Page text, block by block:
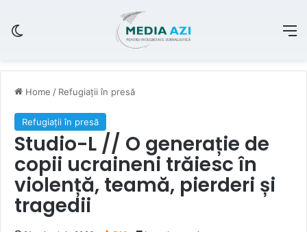
Home / Refugiații în presă
Refugiații în presă
Studio-L // O generație de
copii ucraineni trăiesc în
violență, teamă, pierderi și
tragedii